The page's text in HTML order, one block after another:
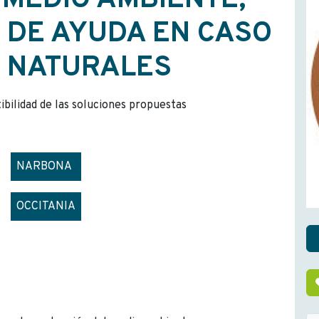
AYUDA EN CASO
NATURALES
de las soluciones propuestas
NARBONA
OCCITANIA